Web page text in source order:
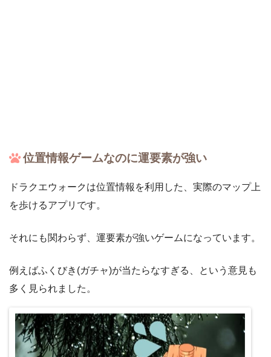
位置情報ゲームなのに運要素が強い
ドラクエウォークは位置情報を利用した、実際のマップ上
を歩けるアプリです。
それにも関わらず、運要素が強いゲームになっています。
例えばふくびき(ガチャ)が当たらなすぎる、という意見も
多く見られました。